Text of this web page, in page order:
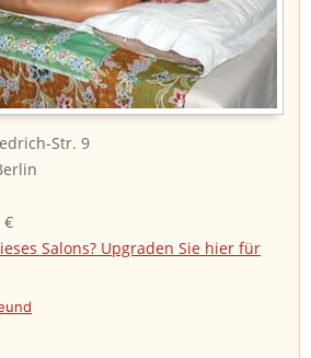
Str. 9
€
Salons? Upgraden Sie hier für